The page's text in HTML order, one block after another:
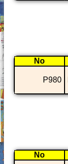
No
P980
No